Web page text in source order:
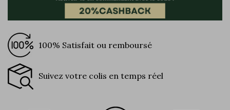
100% Satisfait ou remboursé
Suivez votre colis en temps réel